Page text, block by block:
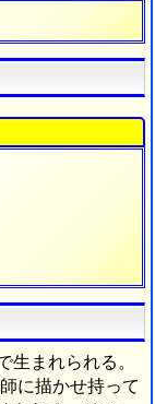
まれられる。
に描かせ持って